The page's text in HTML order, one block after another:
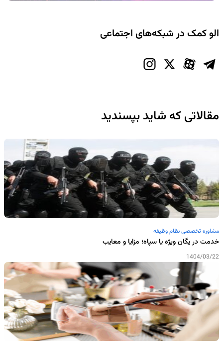
الو کمک در شبکه‌های اجتماعی
مقالاتی که شاید بپسندید
مشاوره تخصصی نظام وظیفه
خدمت در یگان ویژه یا سپاه؛ مزایا و معایب
1404/03/22